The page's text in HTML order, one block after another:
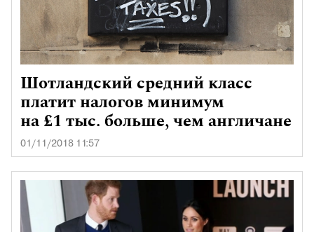
Шотландский средний класс
платит налогов минимум
на £1 тыс. больше, чем англичане
01/11/2018 11:57